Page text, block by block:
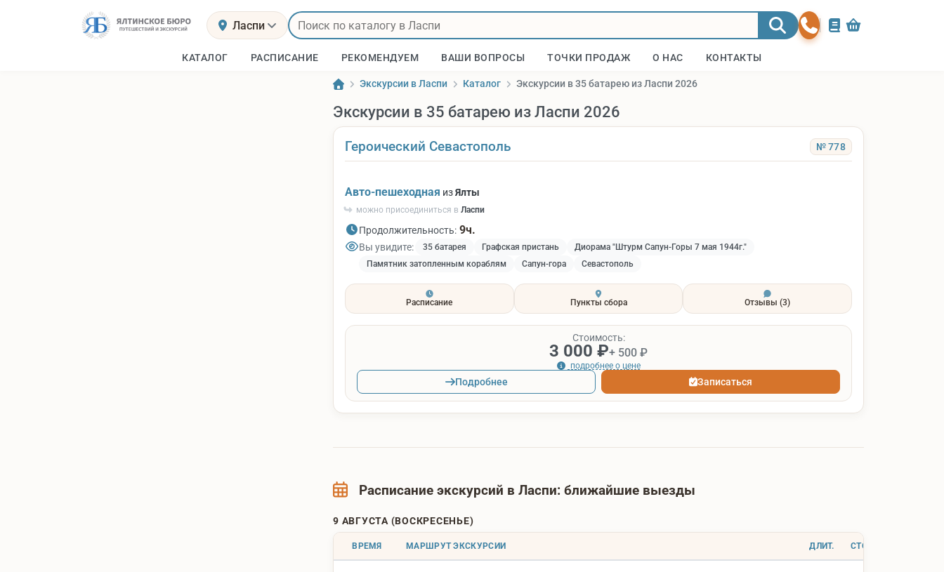
Ласпи
КАТАЛОГ РАСПИСАНИЕ РЕКОМЕНДУЕМ ВАШИ ВОПРОСЫ ТОЧКИ ПРОДАЖ О НАС КОНТАКТЫ
Экскурсии в Ласпи Каталог Экскурсии в 35 батарею из Ласпи 2026
Экскурсии в 35 батарею из Ласпи 2026
Героический Севастополь № 778
Авто-пешеходная изЯлты
можно присоединиться в Ласпи
Продолжительность: 9ч.
Вы увидите: 35 батарея Графская пристань
Диорама "Штурм Сапун-Горы 7 мая 1944г."
Памятник затопленным кораблям
Сапун-гора Севастополь
Расписание Пункты сбора Отзывы(3)
Стоимость:
3 000 ₽+ 500 ₽
подробнее о цене
Подробнее Записаться
Расписание экскурсий в Ласпи: ближайшие выезды
9 АВГУСТА (ВОСКРЕСЕНЬЕ)
ВРЕМЯ МАРШРУТ ЭКСКУРСИИ ДЛИТ. СТОИМОСТЬ